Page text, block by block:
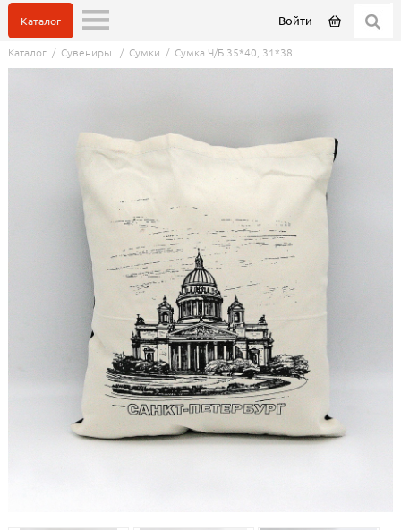
Войти
Каталог
Каталог/ Сувениры / Сумки / Сумка Ч/Б 35*40, 31*38